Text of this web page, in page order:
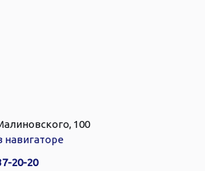
100
навигаторе
20-20